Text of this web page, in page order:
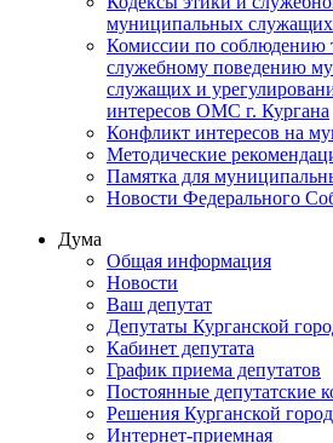
муниципальных служащих
Комиссии по соблюдению
служебному поведению
служащих и
интересов ОМС г. Кургана
Конфликт интересов на
Методические
Памятка для
Новости Федерального
Дума
Общая информация
Новости
Ваш депутат
Депутаты Курганской
Кабинет депутата
График приема депутатов
Постоянные депутатские
Решения Курганской
Интернет-приемная